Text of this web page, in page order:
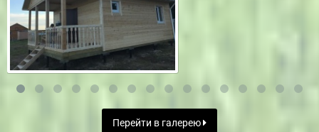
Перейти в галерею